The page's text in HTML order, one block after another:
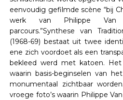
eenvoudig gefilmde scène “bij
werk van Philippe
parcours.”Synthese van
(1968-69) bestaat uit twee
ene zich voordoet als een
bekleed werd met katoen.
waarin basis-beginselen van
monumentaal zichtbaar
vroege foto’s waarin Philippe